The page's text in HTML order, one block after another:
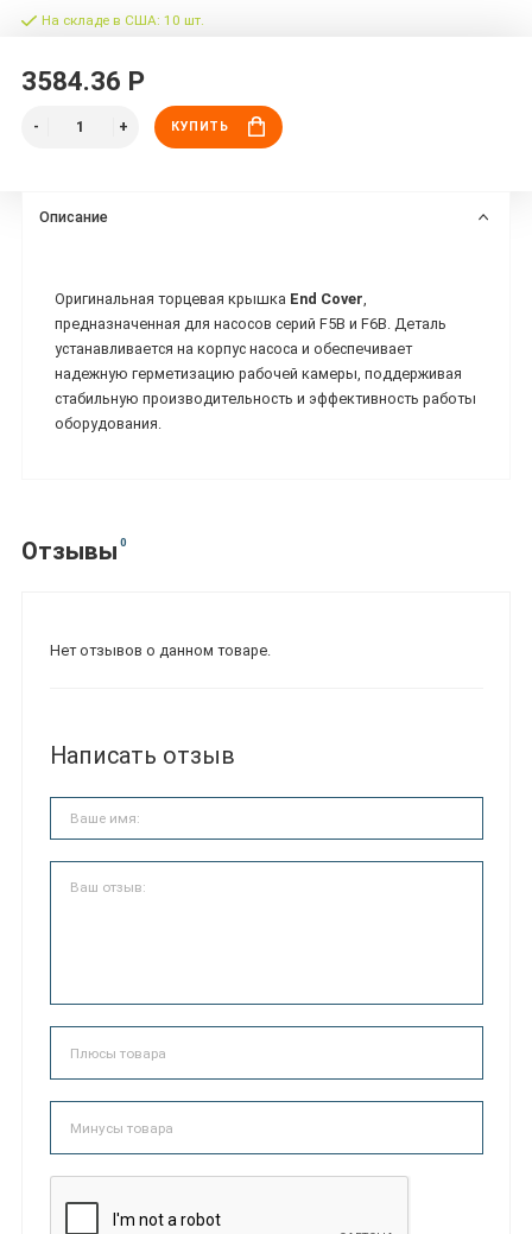
На складе в США: 10 шт.
3584.36 Р
КУПИТЬ
Описание
Оригинальная торцевая крышка End Cover
предназначенная для насосов серий F5B и F6B. Деталь
устанавливается на корпус насоса и обеспечивает
надежную герметизацию рабочей камеры, поддерживая
стабильную производительность и эффективность работы
оборудования.
Отзывы 0
Нет отзывов о данном товаре.
Написать отзыв